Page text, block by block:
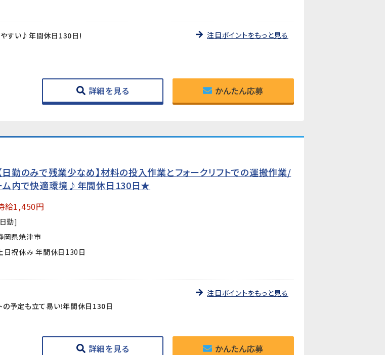
やすい♪年間休日130日!
注目ポイントをもっと見る
詳細を見る かんたん応募
勤のみで残業少なめ】材料の投入作業とフォークリフトでの運搬作業/
ム内で快適環境♪年間休日130日★
給1,450円
勤]
岡県焼津市
日祝休み 年間休日130日
予定も立て易い!年間休日130日
注目ポイントをもっと見る
詳細を見る かんたん応募